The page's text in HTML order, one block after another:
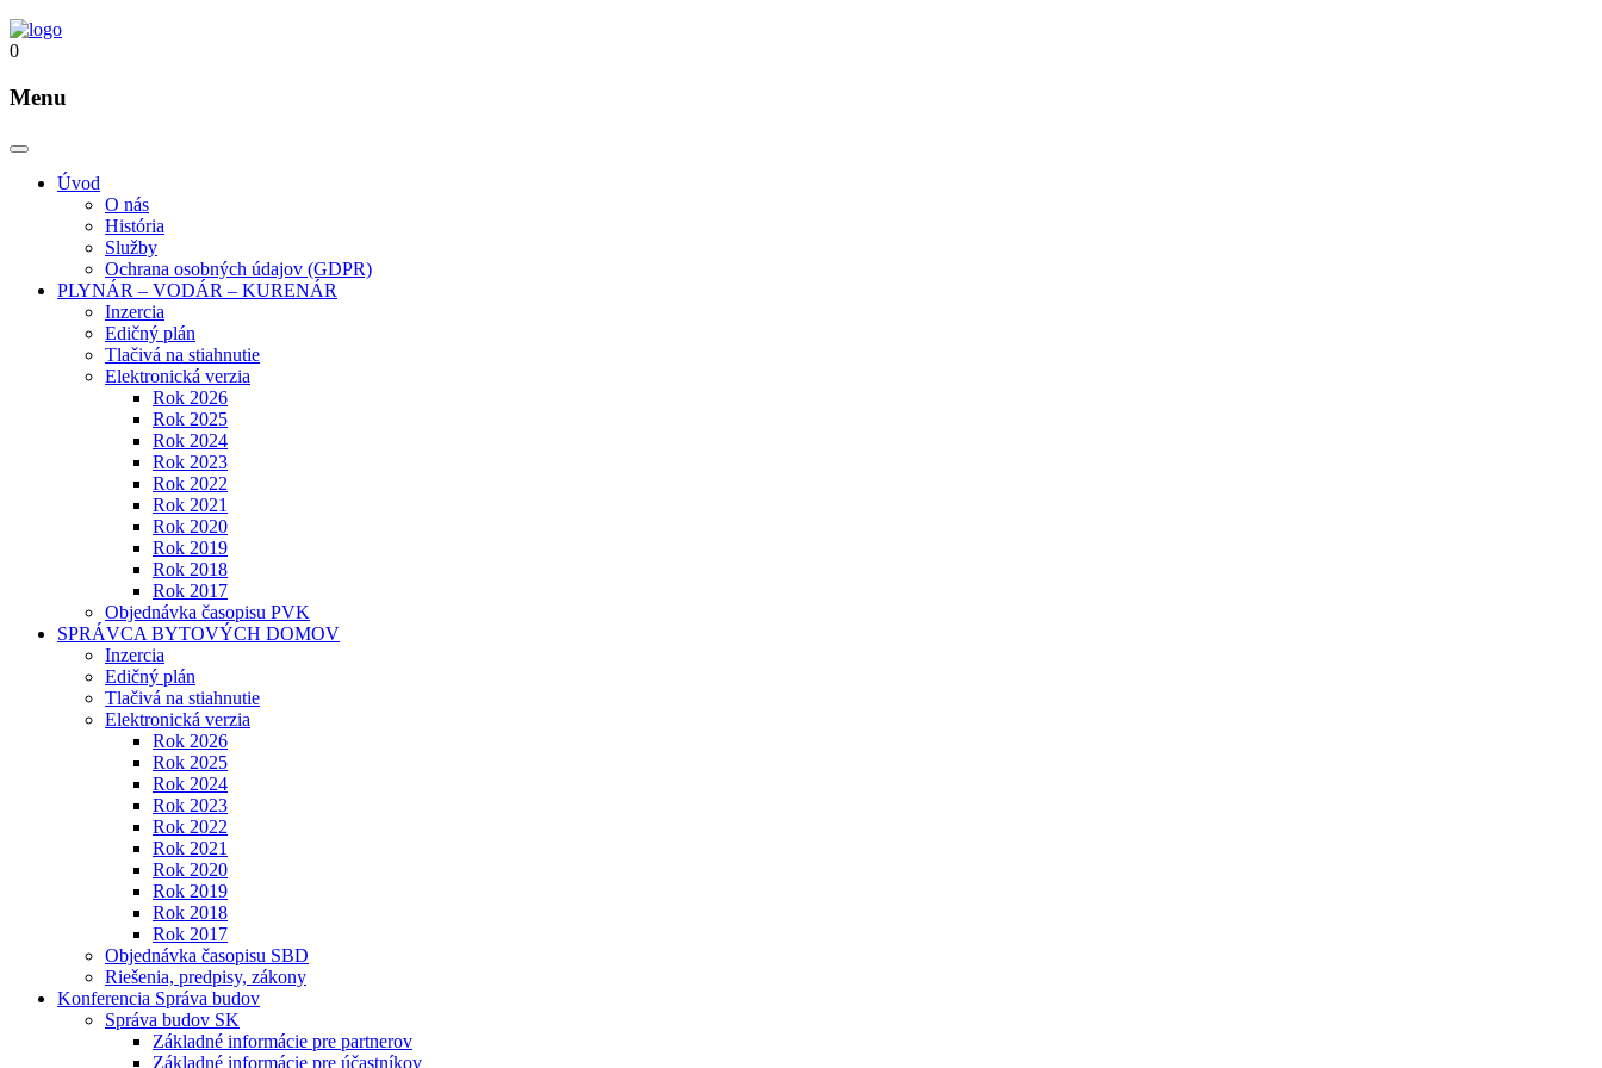
0
Menu
Úvod
O nás
História
Služby
Ochrana osobných údajov (GDPR)
PLYNÁR – VODÁR – KURENÁR
Inzercia
Edičný plán
Tlačivá na stiahnutie
Elektronická verzia
Rok 2026
Rok 2025
Rok 2024
Rok 2023
Rok 2022
Rok 2021
Rok 2020
Rok 2019
Rok 2018
Rok 2017
Objednávka časopisu PVK
SPRÁVCA BYTOVÝCH DOMOV
Inzercia
Edičný plán
Tlačivá na stiahnutie
Elektronická verzia
Rok 2026
Rok 2025
Rok 2024
Rok 2023
Rok 2022
Rok 2021
Rok 2020
Rok 2019
Rok 2018
Rok 2017
Objednávka časopisu SBD
Riešenia, predpisy, zákony
Konferencia Správa budov
Správa budov SK
Základné informácie pre partnerov
Základné informácie pre účastníkov